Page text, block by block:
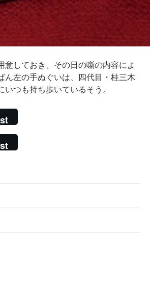
意しておき、その日の噺の内容によ
ん左の手ぬぐいは、四代目・桂三木
つも持ち歩いているそう。